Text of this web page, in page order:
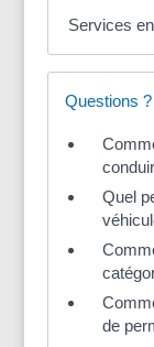
Services
Questions
Quel
de